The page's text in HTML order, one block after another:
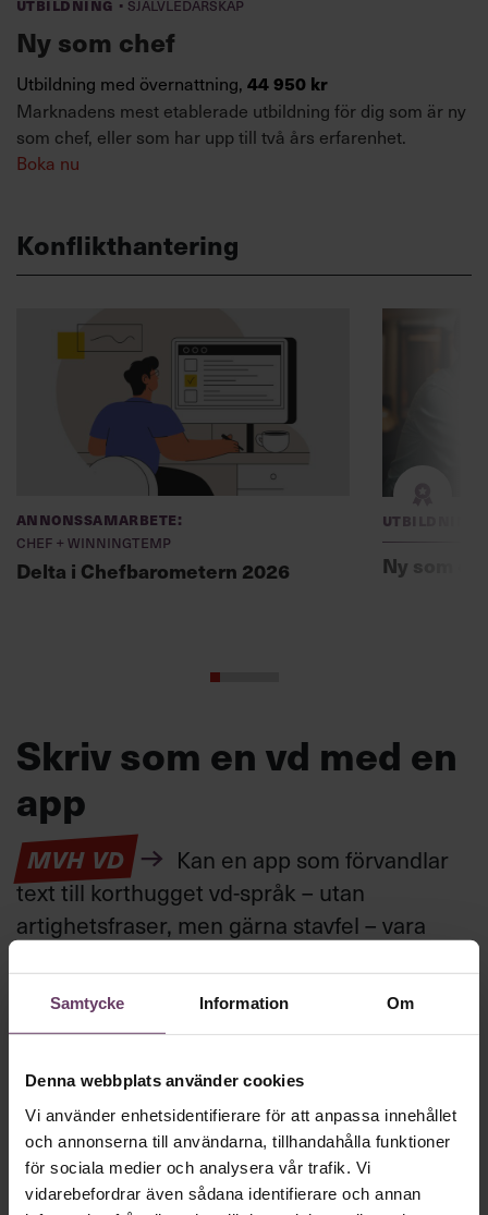
Samtycke Information Om
Denna webbplats använder cookies
Vi använder enhetsidentifierare för att anpassa innehållet
och annonserna till användarna, tillhandahålla funktioner
för sociala medier och analysera vår trafik. Vi
vidarebefordrar även sådana identifierare och annan
Ny som chef
Utbildning med övernattning, 44 950 kr
Marknadens mest etablerade utbildning för dig som är ny
som chef, eller som har upp till två års erfarenhet.
Boka nu
Konflikthantering
Annonssamarbete:
Chef + Winningtemp
Delta i Chefbarometern 2026
Utbildning
Ny som
Skriv som en vd med en
app
MVH VD
Kan en app som förvandlar
text till korthugget vd-språk – utan
artighetsfraser, men gärna stavfel – vara
toppcheferna?
Text:Fredrik Kullberg
Publicerad2026-08-07